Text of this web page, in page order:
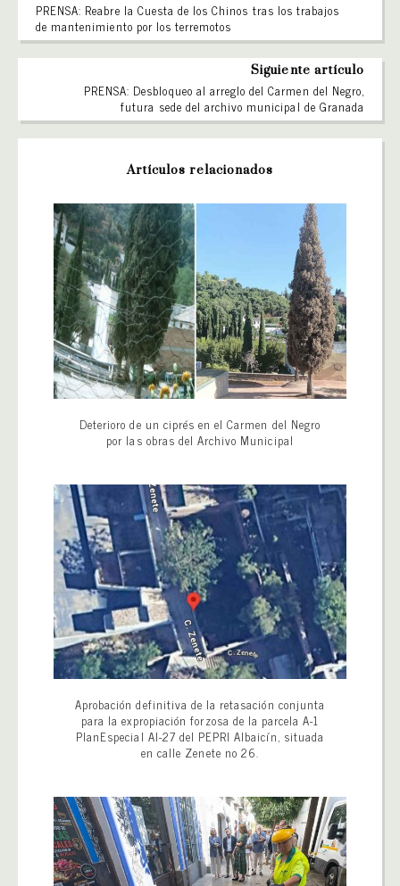
PRENSA: Reabre la Cuesta de los Chinos tras los trabajos
de mantenimiento por los terremotos
Siguiente artículo
PRENSA: Desbloqueo al arreglo del Carmen del Negro,
futura sede del archivo municipal de Granada
Artículos relacionados
Deterioro de un ciprés en el Carmen del Negro
por las obras del Archivo Municipal
Aprobación definitiva de la retasación conjunta
para la expropiación forzosa de la parcela A-1
PlanEspecial AI-27 del PEPRI Albaicín, situada
en calle Zenete no 26.